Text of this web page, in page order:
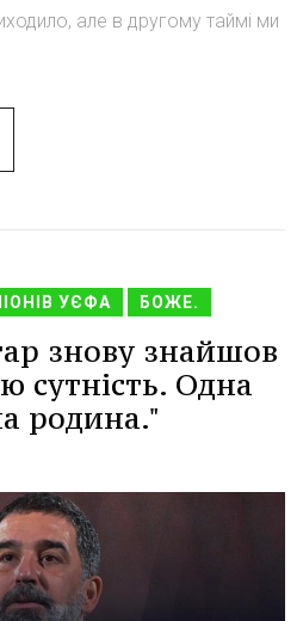
але в другому таймі ми
УЄФА БОЖЕ.
знову знайшов
сутність. Одна
родина."